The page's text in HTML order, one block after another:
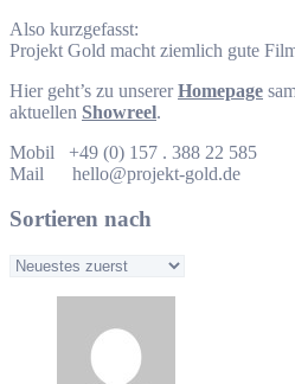
Also kurzgefasst:
Projekt Gold macht ziemlich gute
Hier geht’s zu unsererHomepage
aktuellen Showreel.
Mobil +49 (0) 157 . 388 22 585
Mail hello@projekt-gold.de
Sortieren nach